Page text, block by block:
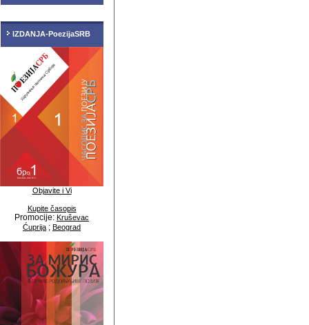
IZDANJA-PoezijaSRB
Objavite i Vi
Kupite časopis
Promocije: Kruševac
Ćuprija ; Beograd